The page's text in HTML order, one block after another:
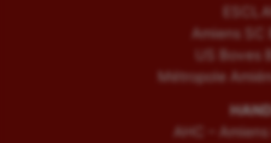
Amiens SC
US Boves
Métropole
AHC –